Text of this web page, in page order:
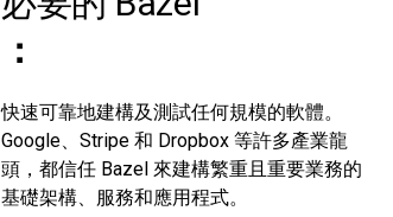
：
快速可靠地建構及測試任何規模的軟體。
Google、Stripe 和 Dropbox 等許多產業龍
頭，都信任 Bazel 來建構繁重且重要業務的
基礎架構、服務和應用程式。